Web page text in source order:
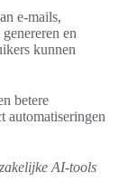
e-mails,
en
kunnen
betere
automatiseringen
AI-tools